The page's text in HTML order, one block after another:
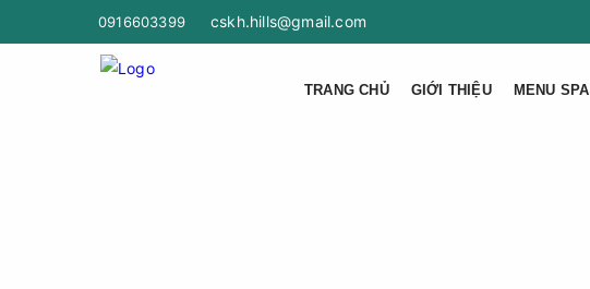
0916603399 cskh.hills@gmail.com
TRANG CHỦ GIỚI THIỆU MENU SPA